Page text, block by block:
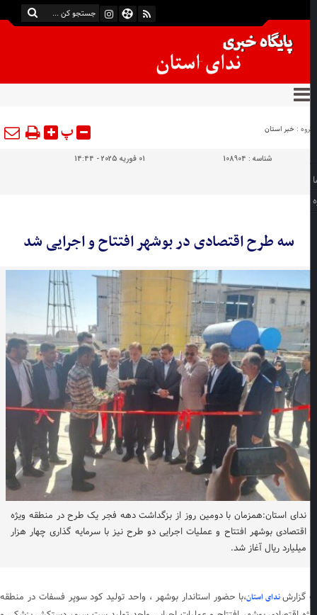
:خبر استان پ
شناسه :108904
سه طرح اقتصادی در بوشهر افتتاح و اجرایی شد
ندای استان:همزمان با دومین روز از بزگداشت دهه فجر یک طرح در منطقه ویژه
اقتصادی بوشهر افتتاح و عملیات اجرایی دو طرح نیز با سرمایه گذاری چهار هزار
میلیارد ریال آغاز شد.
گزارشندای استان،با حضور استاندار بوشهر ، واحد تولید کود سوپر فسفات در منطقه